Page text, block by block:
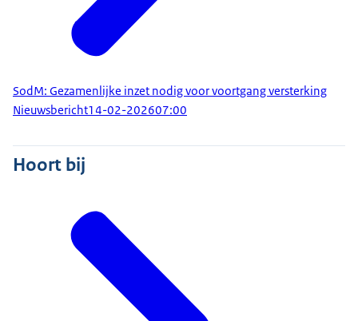
SodM: Gezamenlijke inzet nodig voor voortgang versterking
Nieuwsbericht14-02-202607:00
Hoort bij